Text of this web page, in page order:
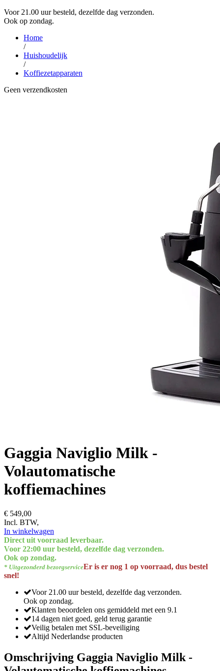
Voor 21.00 uur besteld, dezelfde dag verzonden.
Ook op zondag.
Home
/
Huishoudelijk
/
Koffiezetapparaten
Geen verzendkosten
Gaggia Naviglio Milk -
Volautomatische
koffiemachines
€ 549,00
Incl. BTW,
In winkelwagen
Direct uit voorraad leverbaar.
Voor 22:00 uur besteld, dezelfde dag verzonden.
Ook op zondag.
* Uitgezonderd bezorgserviceEr is er nog 1 op voorraad, dus bestel
snel!
Voor 21.00 uur besteld, dezelfde dag verzonden.
Ook op zondag.
Klanten beoordelen ons gemiddeld met een 9.1
14 dagen niet goed, geld terug garantie
Veilig betalen met SSL-beveiliging
Altijd Nederlandse producten
Omschrijving Gaggia Naviglio Milk -